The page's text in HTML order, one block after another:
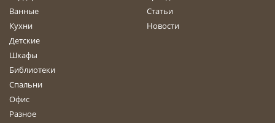
Ванные
Кухни
Детские
Шкафы
Библиотеки
Спальни
Офис
Разное
Статьи
Новости